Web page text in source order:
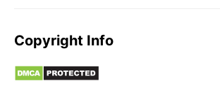
Copyright Info